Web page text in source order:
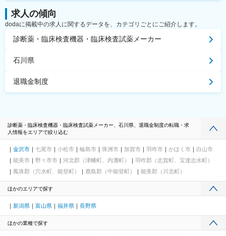
求人の傾向
dodaに掲載中の求人に関するデータを、カテゴリごとにご紹介します。
診断薬・臨床検査機器・臨床検査試薬メーカー
石川県
退職金制度
診断薬・臨床検査機器・臨床検査試薬メーカー、石川県、退職金制度の転職・求
人情報をエリアで絞り込む
金沢市 七尾市 小松市 輪島市 珠洲市 加賀市 羽咋市 かほく市
白山市
能美市
野々市市 河北郡（津幡町、内灘町）
羽咋郡（志賀町、宝達志水町）
鳳珠郡（穴水町、能登町）
鹿島郡（中能登町） 能美郡（川北町）
ほかのエリアで探す
新潟県 富山県 福井県 長野県
ほかの業種で探す